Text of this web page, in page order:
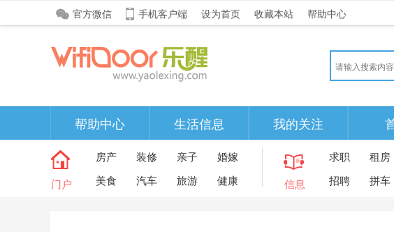
官方微信 手机客户端 设为首页 收藏本站 帮助中心
帮助中心 生活信息 我的关注
门户
房产 装修 亲子
婚嫁
美食
汽车 旅游 健康 信息
求职 租房
招聘
拼车